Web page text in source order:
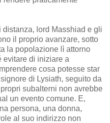
lord Masshiad e gli
il proprio avanzare, sotto
la popolazione lì attorno
evitare di iniziare a
cosa potesse star
di Lysiath, seguito da
subalterni non avrebbe
un evento comune. E,
persona, una donna,
al suo indirizzo non